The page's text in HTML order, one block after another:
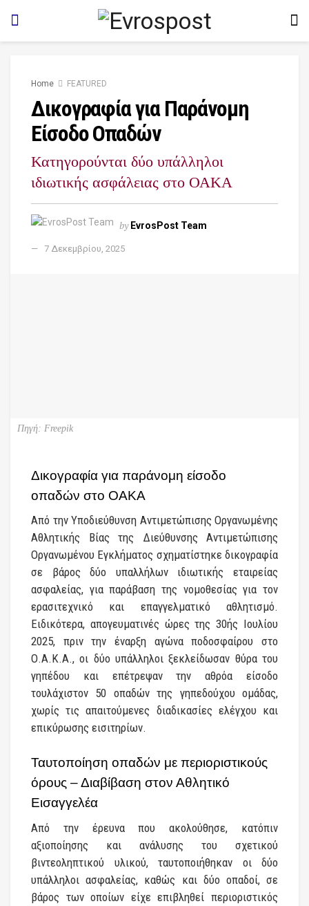
Home FEATURED
Δικογραφία για Παράνομη
Είσοδο Οπαδών
Κατηγορούνται δύο υπάλληλοι
ιδιωτικής ασφάλειας στο ΟΑΚΑ
by EvrosPost Team
7 Δεκεμβρίου, 2025
Πηγή: Freepik
Δικογραφία για παράνομη είσοδο
οπαδών στο ΟΑΚΑ
Από την Υποδιεύθυνση Αντιμετώπισης Οργανωμένης
Αθλητικής Βίας της Διεύθυνσης Αντιμετώπισης
Οργανωμένου Εγκλήματος σχηματίστηκε δικογραφία
σε βάρος δύο υπαλλήλων ιδιωτικής εταιρείας
ασφαλείας, για παράβαση της νομοθεσίας για τον
ερασιτεχνικό και επαγγελματικό αθλητισμό.
Ειδικότερα, απογευματινές ώρες της 30ής Ιουλίου
2025, πριν την έναρξη αγώνα ποδοσφαίρου στο
Ο.Α.Κ.Α., οι δύο υπάλληλοι ξεκλείδωσαν θύρα του
γηπέδου και επέτρεψαν την αθρόα είσοδο
τουλάχιστον 50 οπαδών της γηπεδούχου ομάδας,
χωρίς τις απαιτούμενες διαδικασίες ελέγχου και
επικύρωσης εισιτηρίων.
Ταυτοποίηση οπαδών με περιοριστικούς
όρους – Διαβίβαση στον Αθλητικό
Εισαγγελέα
Από την έρευνα που ακολούθησε, κατόπιν
αξιοποίησης και ανάλυσης του σχετικού
βιντεοληπτικού υλικού, ταυτοποιήθηκαν οι δύο
υπάλληλοι ασφαλείας, καθώς και δύο οπαδοί, σε
βάρος των οποίων είχε επιβληθεί περιοριστικός